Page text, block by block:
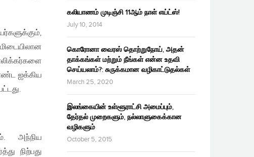
ஐக்கிய
அந்நிய
நிற்பது
கலியாணம் முடிஞ்சி 11ஆம் நாள் எய்ட்ஸ்!
July 10, 2014
கொரோனா வைரஸ் தொற்றுநோய், அதன்
தாக்கங்கள் மற்றும் நீங்கள் என்ன உதவி
செய்யலாம்?: சுருக்கமான வழிகாட்டுதல்கள்
March 25, 2020
இலங்கையின் உள்ளூராட்சி அமைப்பும்,
தேர்தல் முறைகளும், நல்லாளுகைக்கான
வழிகளும்
October 5, 2015